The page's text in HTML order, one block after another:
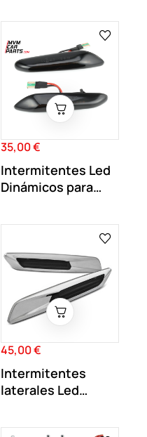
Precio
35,00 €
Intermitentes Led
Dinámicos para
Precio
45,00 €
Intermitentes
laterales Led
BMW